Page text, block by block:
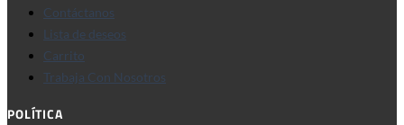
Contáctanos
Lista de deseos
Carrito
Trabaja Con Nosotros
POLÍTICA